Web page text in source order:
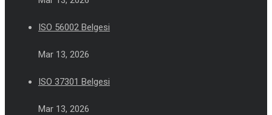
ISO 56002 Belgesi
Mar 13, 2026
ISO 37301 Belgesi
Mar 13, 2026